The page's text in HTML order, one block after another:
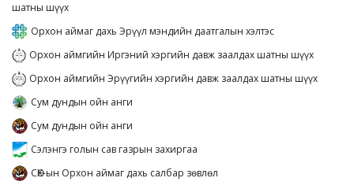
шатны шүүх
Орхон аймаг дахь Эрүүл мэндийн даатгалын хэлтэс
Орхон аймгийн Иргэний хэргийн давж заалдах шатны шүүх
Орхон аймгийн Эрүүгийн хэргийн давж заалдах шатны шүүх
Сум дундын ойн анги
Сум дундын ойн анги
Сэлэнгэ голын сав газрын захиргаа
СӨХ-ын Орхон аймаг дахь салбар зөвлөл